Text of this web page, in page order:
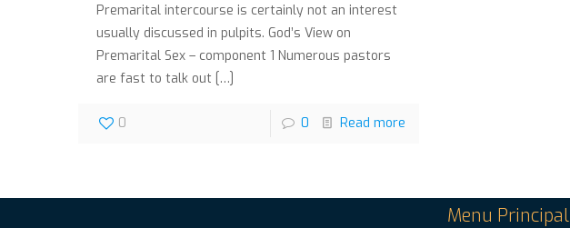
Premarital intercourse is certainly not an interest
usually discussed in pulpits. God’s View on
Premarital Sex – component 1 Numerous pastors
are fast to talk out […]
0 0 Read more
Menu Principal